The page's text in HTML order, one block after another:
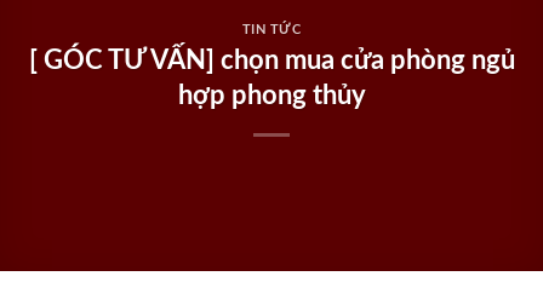
TIN TỨC
[ GÓC TƯ VẤN] chọn mua cửa phòng ngủ
hợp phong thủy